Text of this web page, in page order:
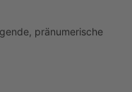
pränumerische